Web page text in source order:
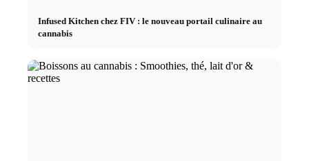
Infused Kitchen chez FIV : le nouveau portail culinaire au
cannabis